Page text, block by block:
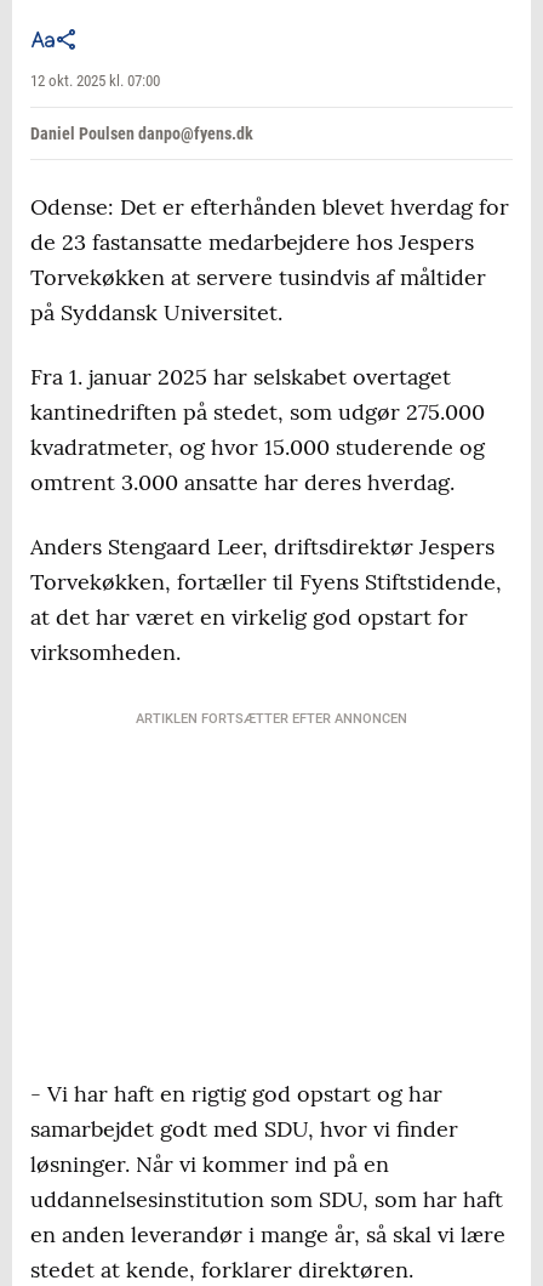
12 okt. 2025 kl. 07:00
Daniel Poulsen danpo@fyens.dk
Odense: Det er efterhånden blevet hverdag for
de 23 fastansatte medarbejdere hos Jespers
Torvekøkken at servere tusindvis af måltider
på Syddansk Universitet.
Fra 1. januar 2025 har selskabet overtaget
kantinedriften på stedet, som udgør 275.000
kvadratmeter, og hvor 15.000 studerende og
omtrent 3.000 ansatte har deres hverdag.
Anders Stengaard Leer, driftsdirektør Jespers
Torvekøkken, fortæller til Fyens Stiftstidende,
at det har været en virkelig god opstart for
virksomheden.
ARTIKLEN FORTSÆTTER EFTER ANNONCEN
- Vi har haft en rigtig god opstart og har
samarbejdet godt med SDU, hvor vi finder
løsninger. Når vi kommer ind på en
uddannelsesinstitution som SDU, som har haft
en anden leverandør i mange år, så skal vi lære
stedet at kende, forklarer direktøren.